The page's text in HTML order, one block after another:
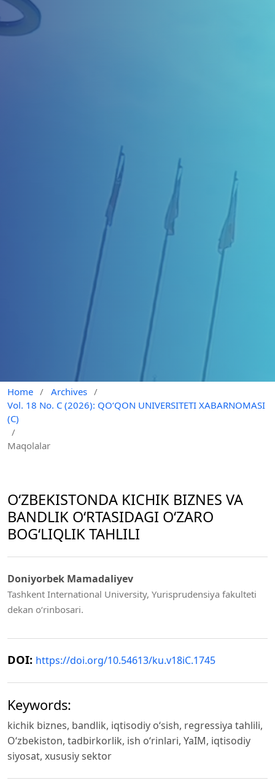
Home / Archives /
Vol. 18 No. C (2026): QO‘QON UNIVERSITETI XABARNOMASI
(C)
/
Maqolalar
O‘ZBEKISTONDA KICHIK BIZNES VA
BANDLIK O‘RTASIDAGI O‘ZARO
BOG‘LIQLIK TAHLILI
Doniyorbek Mamadaliyev
Tashkent International University, Yurisprudensiya fakulteti
dekan o‘rinbosari.
DOI: https://doi.org/10.54613/ku.v18iC.1745
Keywords:
kichik biznes, bandlik, iqtisodiy o‘sish, regressiya tahlili,
O‘zbekiston, tadbirkorlik, ish o‘rinlari, YaIM, iqtisodiy
siyosat, xususiy sektor